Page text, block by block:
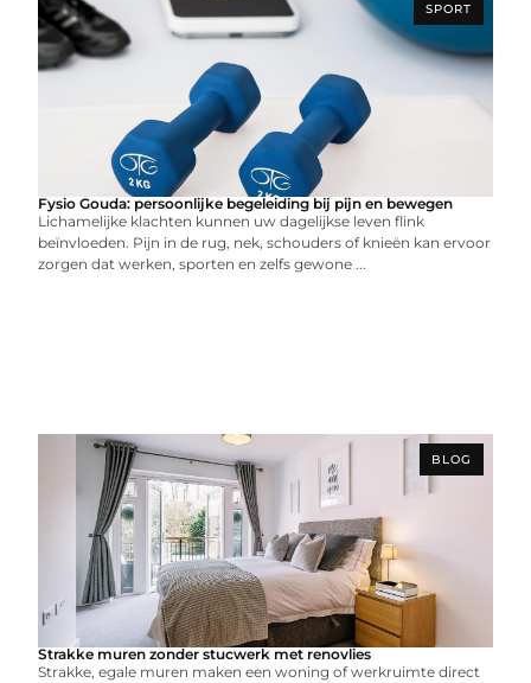
SPORT
Fysio Gouda: persoonlijke begeleiding bij pijn en bewegen
Lichamelijke klachten kunnen uw dagelijkse leven flink
beïnvloeden. Pijn in de rug, nek, schouders of knieën kan ervoor
zorgen dat werken, sporten en zelfs gewone ...
BLOG
Strakke muren zonder stucwerk met renovlies
Strakke, egale muren maken een woning of werkruimte direct